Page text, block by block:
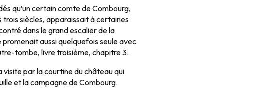
qu’un certain comte de Combourg,
siècles, apparaissait à certaines
dans le grand escalier de la
aussi quelquefois seule avec
tombe, livre troisième, chapitre 3.
par la courtine du château qui
et la campagne de Combourg.